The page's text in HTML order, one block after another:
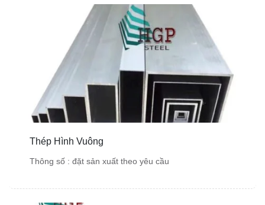
Thép Hình Vuông
Thông số : đặt sản xuất theo yêu cầu